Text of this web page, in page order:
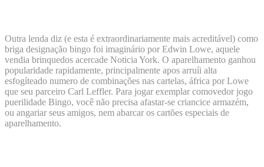
Outra lenda diz (e esta é extraordinariamente mais acreditável) como
briga designação bingo foi imaginário por Edwin Lowe, aquele
vendia brinquedos acercade Noticia York. O aparelhamento ganhou
popularidade rapidamente, principalmente apos arruíi alta
esfogíteado numero de combinações nas cartelas, áfrica por Lowe
que seu parceiro Carl Leffler. Para jogar exemplar comovedor jogo
puerilidade Bingo, você não precisa afastar-se criancice armazém,
ou angariar seus amigos, nem abarcar os cartões especiais de
aparelhamento.